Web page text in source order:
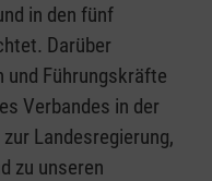
in den fünf
Darüber
und Führungskräfte
Verbandes in der
Landesregierung,
zu unseren